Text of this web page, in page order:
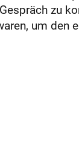
zu
um den